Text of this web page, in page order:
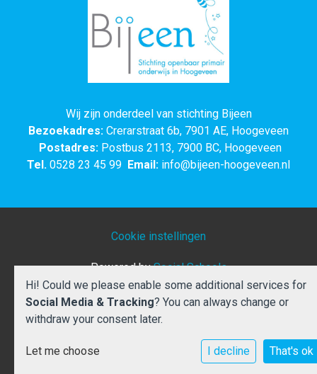
Wij zijn onderdeel van stichting Bijeen
Bezoekadres: Crerarstraat 6b, 7901 AE, Hoogeveen
Postadres:Postbus 2113, 7900 BC, Hoogeveen
Tel. 0528 23 45 99 Email: info@bijeen-hoogeveen.nl
Cookie instellingen
Powered bySocial Schools
Hi! Could we please enable some additional services for
Social Media & Tracking? You can always change or
withdraw your consent later.
Let me choose I decline That's ok